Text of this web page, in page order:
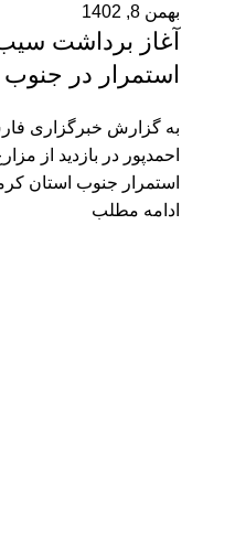
بهمن 8, 1402
آغاز برداشت
استمرار در
به گزارش خبرگزاری
احمدپور در بازدید از
استمرار جنوب استان
ادامه مطلب